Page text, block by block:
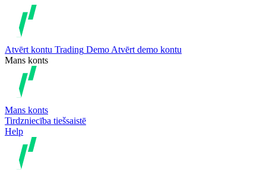
Atvērt kontu Trading Demo Atvērt demo kontu
Mans konts
Mans konts
Tirdzniecība tiešsaistē
Help